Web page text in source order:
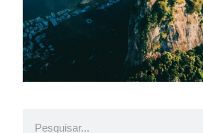
Quer morar na